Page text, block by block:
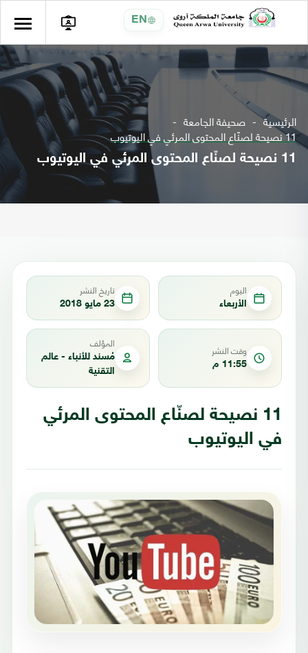
EN
الرئيسية صحيفة الجامعة
11 نصيحة لصنّاع المحتوى المرئي في اليوتيوب
11 نصيحة لصنّاع المحتوى المرئي في اليوتيوب
اليوم
الأربعاء
تاريخ النشر
23 مايو 2018
وقت النشر
11:55 م
المؤلف
مُسند للأنباء - عالم
التقنية
11 نصيحة لصنّاع المحتوى المرئي
في اليوتيوب